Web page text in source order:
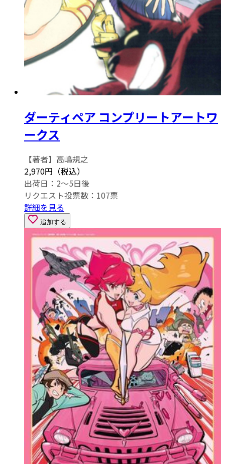
ダーティペア コンプリートアートワ
ークス
【著者】高嶋規之
2,970円（税込）
出荷日：2～5日後
リクエスト投票数： 107票
詳細を見る
追加する